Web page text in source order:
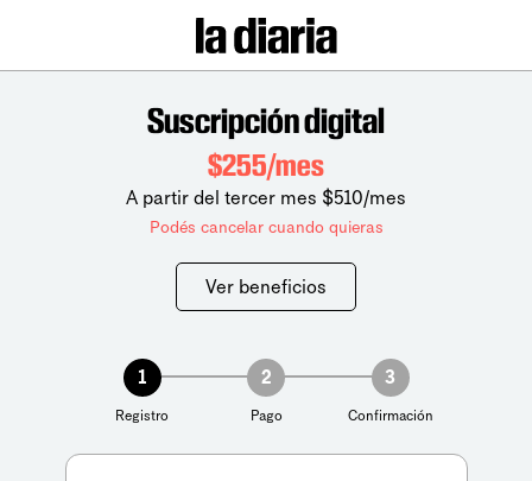
Suscripción digital
$255/mes
A partir del tercer mes $510/mes
Podés cancelar cuando quieras
Ver beneficios
1
Registro
2
Pago
3
Confirmación